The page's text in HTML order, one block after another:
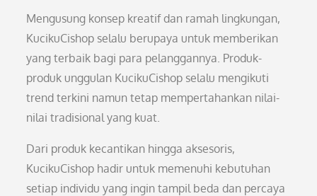
Mengusung konsep kreatif dan ramah lingkungan,
KucikuCishop selalu berupaya untuk memberikan
yang terbaik bagi para pelanggannya. Produk-
produk unggulan KucikuCishop selalu mengikuti
trend terkini namun tetap mempertahankan nilai-
nilai tradisional yang kuat.
Dari produk kecantikan hingga aksesoris,
KucikuCishop hadir untuk memenuhi kebutuhan
setiap individu yang ingin tampil beda dan percaya